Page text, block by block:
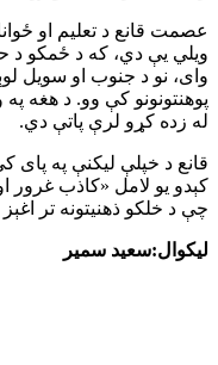
عصمت قانع د تعلیم او
ویلي یې دي، که د ځمکو د
وای، نو د جنوب او سویل
پوهنتونونو کې وو. د هغه
له زده کړو لرې پاتې دي.
قانع د خپلې لیکنې په
کېدو یو لامل «کاذب غرور
چې د خلکو ذهنیتونه تر
لیکوال:سعید سمیر